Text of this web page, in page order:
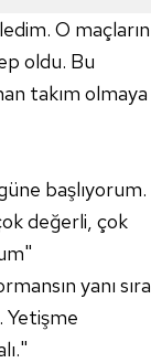
O maçların
oldu. Bu
takım olmaya
başlıyorum.
değerli, çok
yanı sıra
Yetişme